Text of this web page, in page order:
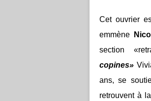
Cet ouvrier
emmène
section
copines»
ans, se
retrouvent à